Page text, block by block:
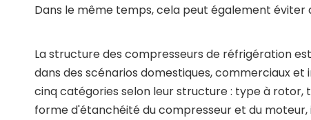
Dans le même temps, cela peut également
La structure des compresseurs de réfrigération
dans des scénarios domestiques, commerciaux
cinq catégories selon leur structure : type à
forme d'étanchéité du compresseur et du